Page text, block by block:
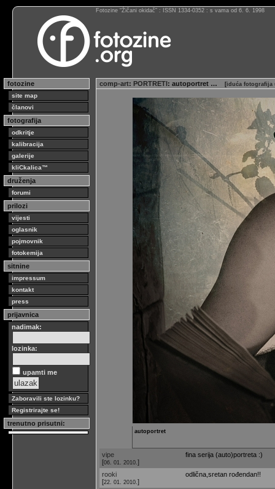
Fotozine “Žičani okidač” : ISSN 1334-0352 : s vama od 6. 6. 1998
fotozine
site map
članovi
fotografija
odkritje
kalibracija
galerije
kliCkalica™
druženja
forumi
prilozi
vijesti
oglasnik
pojmovnik
fotokemija
sitnine
impressum
kontakt
press
prijavnica
nadimak:
lozinka:
upamti me
Zaboravili ste lozinku?
Registrirajte se!
trenutno prisutni:
comp-art: PORTRETI: autoportret … [iduća fotografija
autoportret
vipe
[06. 01. 2010. ]
fina serija (auto)portreta :)
rooki
[22. 01. 2010. ]
odlična,sretan rođendan!!